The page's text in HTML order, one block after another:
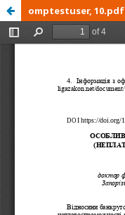
omptestuser, 10.pdf